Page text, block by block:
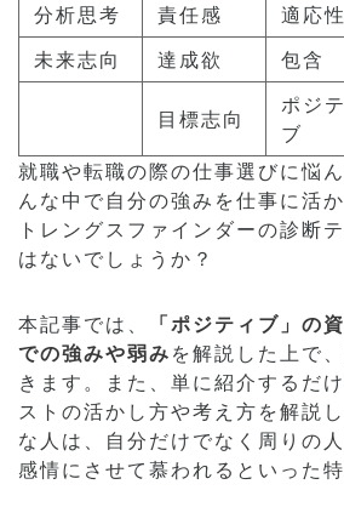
分析思考
責任感 適応性
未来志向
達成欲 包含
目標志向
ポジ
ブ
就職や転職の際の仕事選びに悩
んな中で自分の強みを仕事に活
トレングスファインダーの診断
はないでしょうか？
本記事では、
「ポジティブ」の
での強みや弱み を解説した上で
きます。また、単に紹介するだ
ストの活かし方や考え方を解説
な人は、自分だけでなく周りの
感情にさせて慕われるといった